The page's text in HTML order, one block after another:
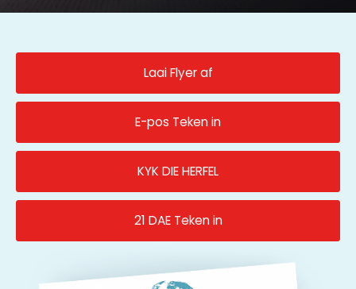
Laai Flyer af
E-pos Teken in
KYK DIE HERFEL
21 DAE Teken in